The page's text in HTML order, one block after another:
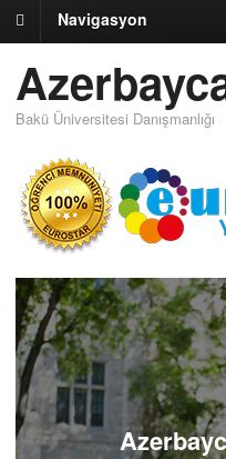
Navigasyon
Bakü Üniversitesi Danışmanlığı